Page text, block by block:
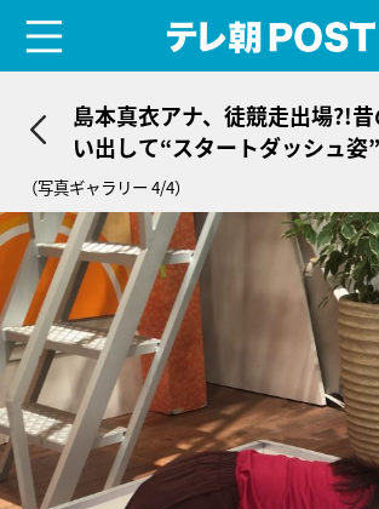
島本真衣アナ、徒競走出場?!
い出して“スタートダッシュ姿
（写真ギャラリー 4/4）